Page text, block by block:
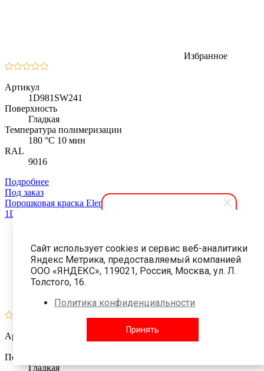
Здравствуйте! Мы готовы
помочь вам. Напишите, если у
вас появятся вопросы.
Избранное
Артикул
1D981SW241
Поверхность
Гладкая
Температура полимеризации
180 °C 10 мин
RAL
9016
Подробнее
Под заказ
Порошковая краска Element 9016 EP/PE tribo Гладкая
1D982S9016
Избранное
Артикул
Поверхность
Гладкая
Сайт использует cookies и сервис веб-аналитики
Яндекс Метрика, предоставляемый компанией
ООО «ЯНДЕКС», 119021, Россия, Москва, ул. Л.
Толстого, 16.
Политика конфиденциальности
Принять